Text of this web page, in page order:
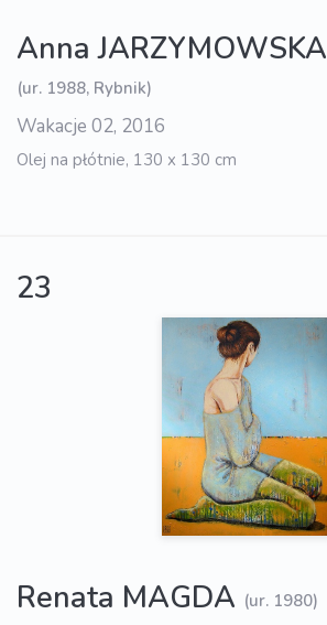
Anna JARZYMOWSKA
(ur. 1988, Rybnik)
Wakacje 02, 2016
Olej na płótnie, 130 x 130 cm
23
Renata MAGDA (ur. 1980)